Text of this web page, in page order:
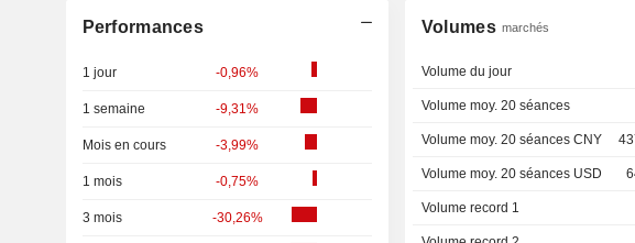
Performances
1 jour -0,96%
1 semaine -9,31%
Mois en cours -3,99%
1 mois -0,75%
3 mois -30,26%
Volumes marchés
Volume du jour
Volume moy. 20 séances
Volume moy. 20 séances CNY
Volume moy. 20 séances USD
Volume record 1